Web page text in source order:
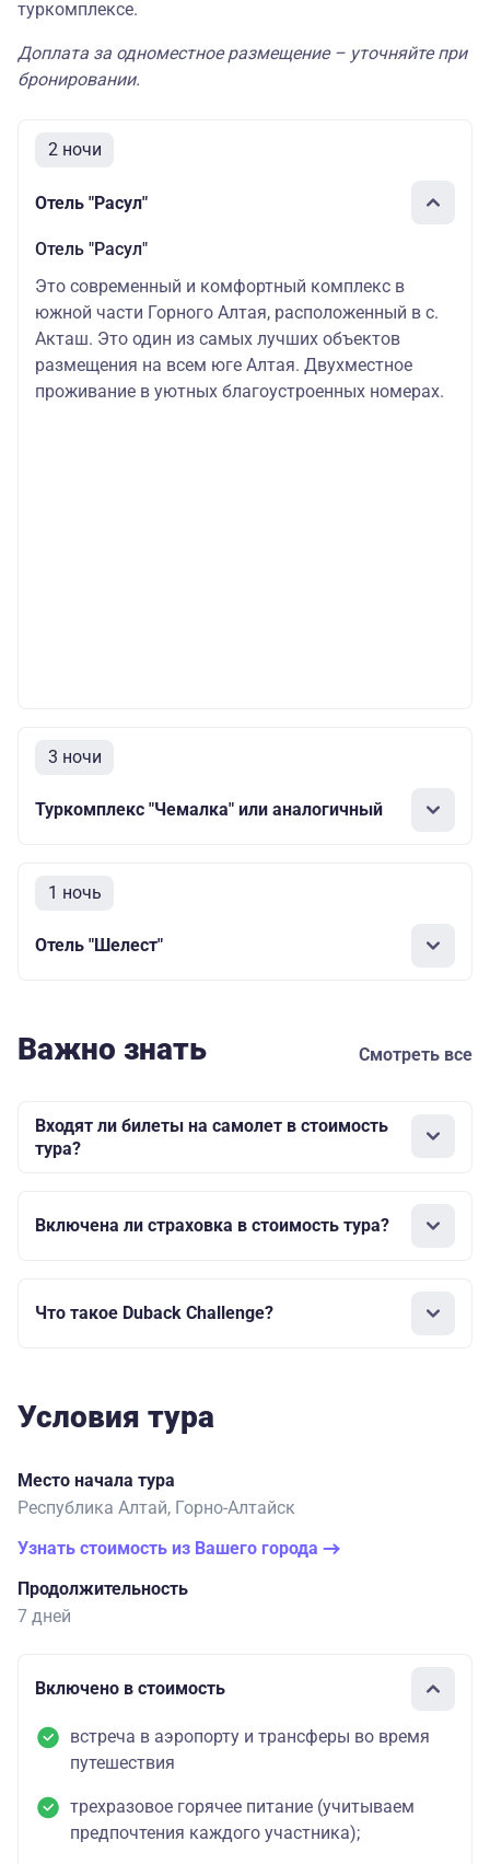
туркомплексе.
Доплата за одноместное размещение – уточняйте при
бронировании.
2 ночи
Отель "Расул"
Отель "Расул"
Это современный и комфортный комплекс в
южной части Горного Алтая, расположенный в с.
Акташ. Это один из самых лучших объектов
размещения на всем юге Алтая. Двухместное
проживание в уютных благоустроенных номерах.
3 ночи
Туркомплекс "Чемалка" или аналогичный
1 ночь
Отель "Шелест"
Важно знать Смотреть все
Входят ли билеты на самолет в стоимость
тура?
Включена ли страховка в стоимость тура?
Что такое Duback Challenge?
Условия тура
Место начала тура
Республика Алтай, Горно-Алтайск
Узнать стоимость из Вашего города
Продолжительность
7 дней
Включено в стоимость
встреча в аэропорту и трансферы во время
путешествия
трехразовое горячее питание (учитываем
предпочтения каждого участника);